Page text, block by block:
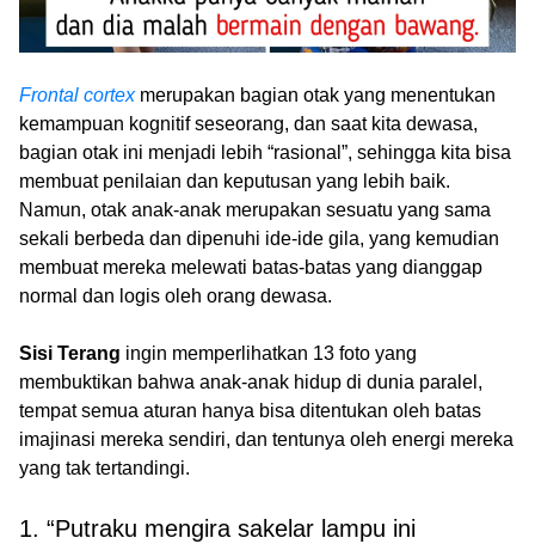
Frontal cortex merupakan bagian otak yang menentukan
kemampuan kognitif seseorang, dan saat kita dewasa,
bagian otak ini menjadi lebih “rasional”, sehingga kita bisa
membuat penilaian dan keputusan yang lebih baik.
Namun, otak anak-anak merupakan sesuatu yang sama
sekali berbeda dan dipenuhi ide-ide gila, yang kemudian
membuat mereka melewati batas-batas yang dianggap
normal dan logis oleh orang dewasa.
Sisi Terang ingin memperlihatkan 13 foto yang
membuktikan bahwa anak-anak hidup di dunia paralel,
tempat semua aturan hanya bisa ditentukan oleh batas
imajinasi mereka sendiri, dan tentunya oleh energi mereka
yang tak tertandingi.
1. “Putraku mengira sakelar lampu ini